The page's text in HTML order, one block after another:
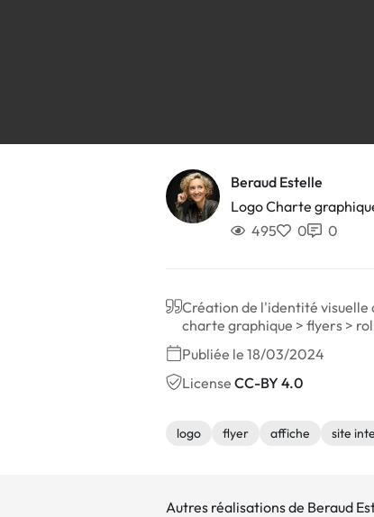
Beraud Estelle
Logo Charte
495 0 0
Création de l'identité visuelle
charte graphique > flyers >
Publiée le 18/03/2024
License CC-BY 4.0
logo flyer affiche site
Autres réalisations de Beraud